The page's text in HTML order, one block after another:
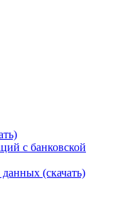
с банковской
(скачать)